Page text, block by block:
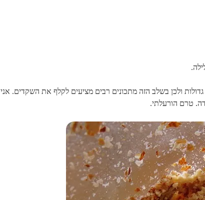
ולכן בשלב הזה מתכונים רבים מציעים לקלף את השקדים. אני
טרם הורעלתי.